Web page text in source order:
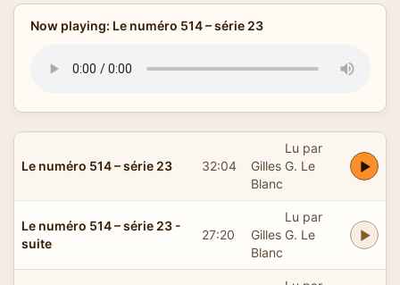
Now playing: Le numéro 514 – série 23
Le numéro 514 – série 23 32:04
Lu par
Gilles G. Le
Blanc
Le numéro 514 – série 23 -
suite
27:20
Lu par
Gilles G. Le
Blanc